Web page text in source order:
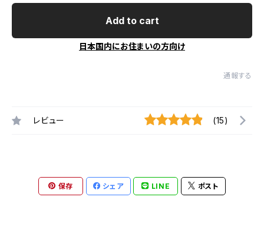
Add to cart
日本国内にお住まいの方向け
通報する
レビュー (15)
保存 シェア LINE ポスト